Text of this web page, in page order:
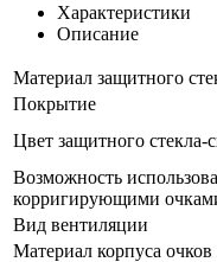
Характеристики
Описание
Материал защитного
Покрытие
Цвет защитного стекла-
Возможность
корригирующими
Вид вентиляции
Материал корпуса очков